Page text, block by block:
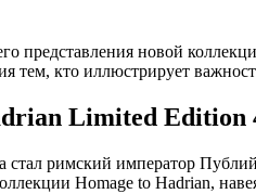
представления новой
кто иллюстрирует
Limited Edition
стал римский император
Homage to Hadrian,